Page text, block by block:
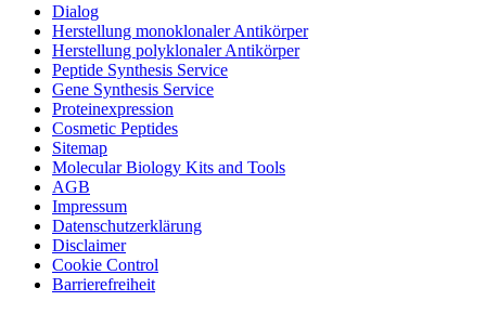
Dialog
Herstellung monoklonaler Antikörper
Herstellung polyklonaler Antikörper
Peptide Synthesis Service
Gene Synthesis Service
Proteinexpression
Cosmetic Peptides
Sitemap
Molecular Biology Kits and Tools
AGB
Impressum
Datenschutzerklärung
Disclaimer
Cookie Control
Barrierefreiheit